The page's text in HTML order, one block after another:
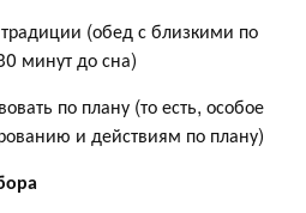
(обед с близкими по
минут до сна)
по плану (то есть, особое
и действиям по плану)